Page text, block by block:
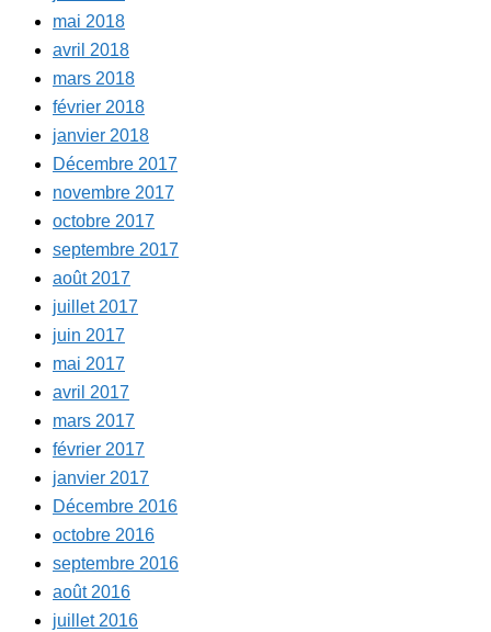
mai 2018
avril 2018
mars 2018
février 2018
janvier 2018
Décembre 2017
novembre 2017
octobre 2017
septembre 2017
août 2017
juillet 2017
juin 2017
mai 2017
avril 2017
mars 2017
février 2017
janvier 2017
Décembre 2016
octobre 2016
septembre 2016
août 2016
juillet 2016